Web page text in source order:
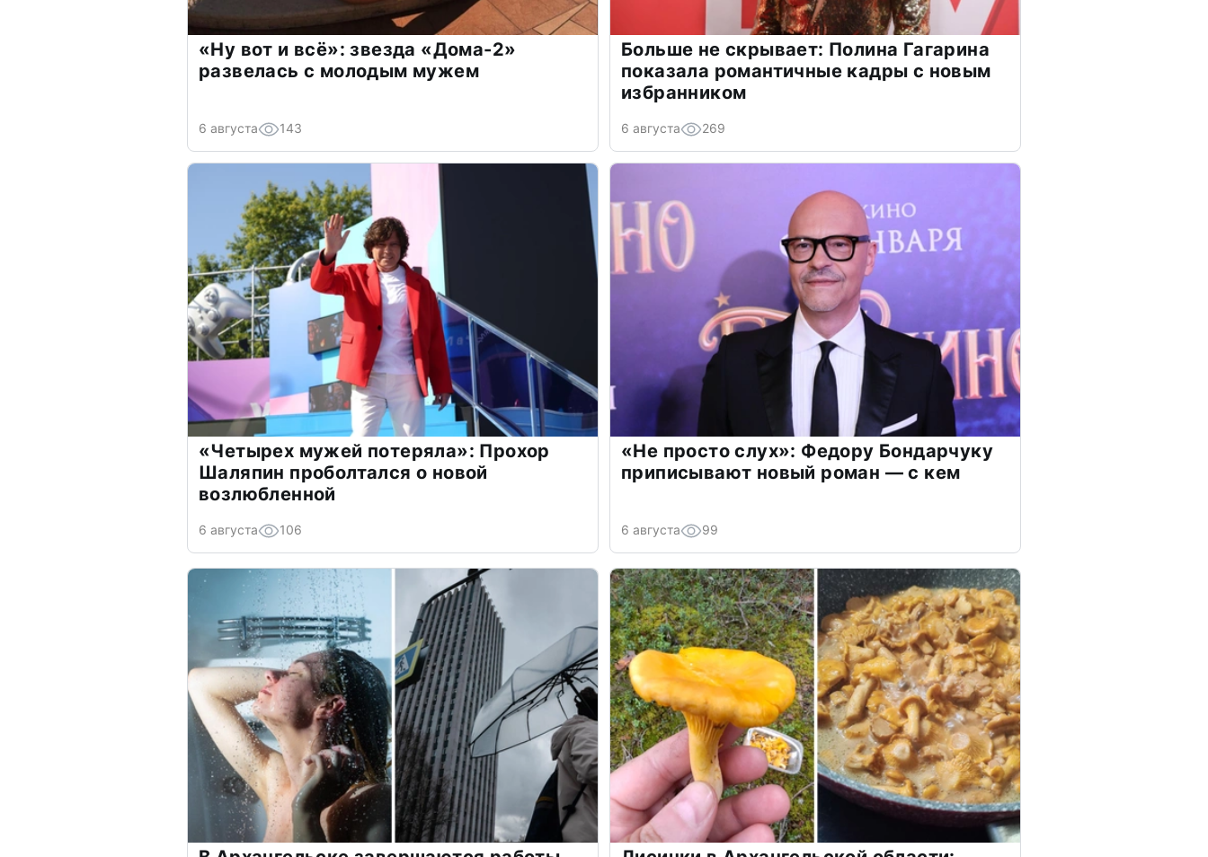
«Ну вот и всё»: звезда «Дома-2»
развелась с молодым мужем
6 августа 143
Больше не скрывает: Полина Гагарина
показала романтичные кадры с новым
избранником
6 августа 269
«Четырех мужей потеряла»: Прохор
Шаляпин проболтался о новой
возлюбленной
6 августа 106
«Не просто слух»: Федору Бондарчуку
приписывают новый роман — с кем
6 августа 99